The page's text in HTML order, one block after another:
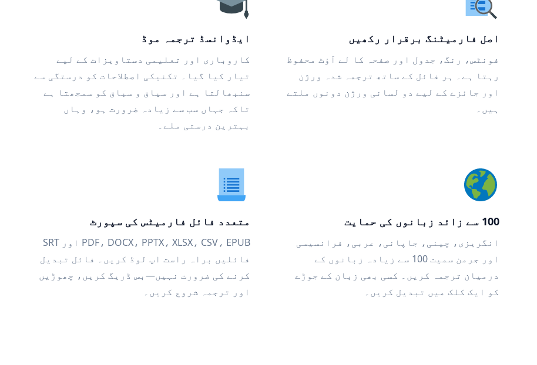
اصل فارمیٹنگ برقرار رکھیں
فونٹس، رنگ، جدول اور صفحہ کا لے آؤٹ محفوظ
رہتا ہے۔ ہر فائل کے ساتھ ترجمہ شدہ ورژن
اور جائزے کے لیے دو لسانی ورژن دونوں ملتے
ہیں۔
ایڈوانسڈ ترجمہ موڈ
کاروباری اور تعلیمی دستاویزات کے لیے
تیار کیا گیا۔ تکنیکی اصطلاحات کو درستگی سے
سنبھالتا ہے اور سیاق و سباق کو سمجھتا ہے
تاکہ جہاں سب سے زیادہ ضرورت ہو، وہاں
بہترین درستی ملے۔
100 سے زائد زبانوں کی حمایت
انگریزی، چینی، جاپانی، عربی، فرانسیسی
اور جرمن سمیت 100 سے زیادہ زبانوں کے
درمیان ترجمہ کریں۔ کسی بھی زبان کے جوڑے
کو ایک کلک میں تبدیل کریں۔
متعدد فائل فارمیٹس کی سپورٹ
PDF، DOCX، PPTX، XLSX، CSV، EPUB اور SRT
فائلیں براہ راست اپ لوڈ کریں۔ فائل تبدیل
کرنے کی ضرورت نہیں—بس ڈریگ کریں، چھوڑیں
اور ترجمہ شروع کریں۔